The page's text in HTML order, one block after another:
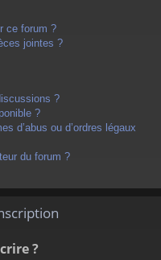
ce forum ?
jointes ?
?
?
d’abus ou d’ordres légaux
du forum ?
?